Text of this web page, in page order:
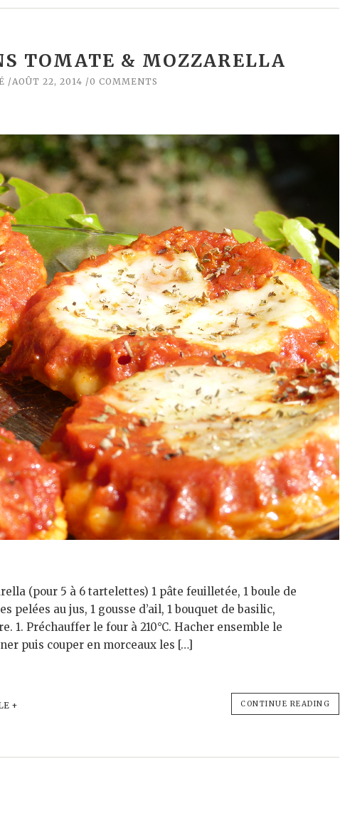
TOMATE & MOZZARELLA
AOÛT 22, 2014 0 COMMENTS
(pour 5 à 6 tartelettes) 1 pâte feuilletée, 1 boule de
pelées au jus, 1 gousse d’ail, 1 bouquet de basilic,
1. Préchauffer le four à 210°C. Hacher ensemble le
puis couper en morceaux les […]
CONTINUE READING
+